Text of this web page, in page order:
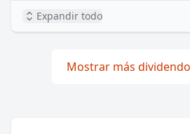
Expandir todo
Mostrar más